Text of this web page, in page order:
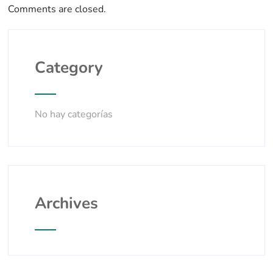
Comments are closed.
Category
No hay categorías
Archives